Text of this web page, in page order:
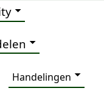
Handelingen